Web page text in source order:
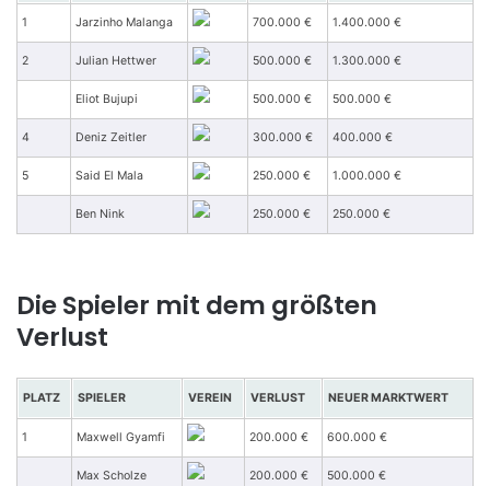
1 Jarzinho Malanga 700.000 € 1.400.000 €
2 Julian Hettwer 500.000 € 1.300.000 €
Eliot Bujupi 500.000 € 500.000 €
4 Deniz Zeitler 300.000 € 400.000 €
5 Said El Mala 250.000 € 1.000.000 €
Ben Nink 250.000 € 250.000 €
Die Spieler mit dem größten
Verlust
PLATZ SPIELER VEREIN VERLUST NEUER MARKTWERT
1 Maxwell Gyamfi 200.000 € 600.000 €
Max Scholze 200.000 € 500.000 €